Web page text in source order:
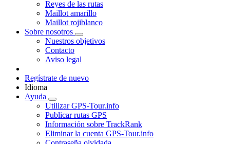
Reyes de las rutas
Maillot amarillo
Maillot rojiblanco
Sobre nosotros
Nuestros objetivos
Contacto
Aviso legal
Regístrate de nuevo
Idioma
Ayuda
Utilizar GPS-Tour.info
Publicar rutas GPS
Información sobre TrackRank
Eliminar la cuenta GPS-Tour.info